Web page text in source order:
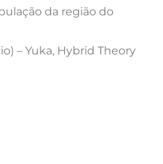
da região do
– Yuka, Hybrid Theory